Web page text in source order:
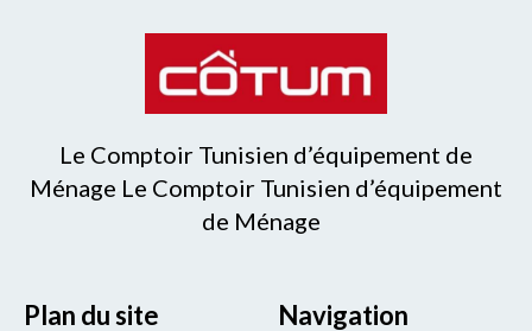
Le Comptoir Tunisien d’équipement de
Ménage Le Comptoir Tunisien d’équipement
de Ménage
Plan du site Navigation